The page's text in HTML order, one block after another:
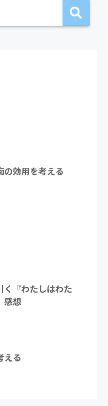
の効用を考える
く『わたしはわた
感想
える